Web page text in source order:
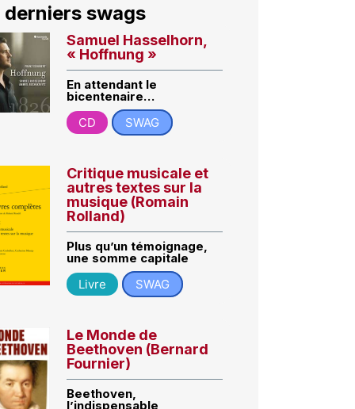
derniers swags
Samuel Hasselhorn,
« Hoffnung »
En attendant le
bicentenaire…
CD
SWAG
Critique musicale et
autres textes sur la
musique (Romain
Rolland)
Plus qu’un témoignage,
une somme capitale
Livre
SWAG
Le Monde de
Beethoven (Bernard
Fournier)
Beethoven,
l’indispensable